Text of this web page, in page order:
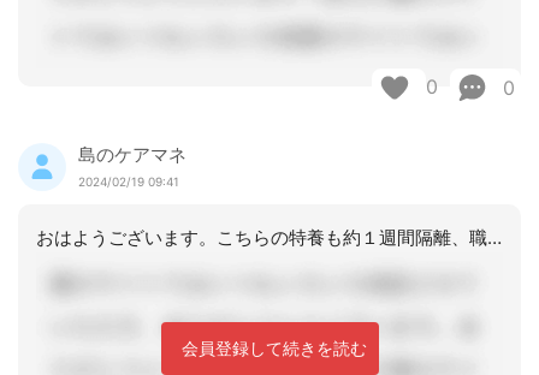
0 0
島のケアマネ
2024/02/19 09:41
おはようございます。こちらの特養も約１週間隔離、職員はガウンテクニックで訪室です
会員登録して続きを読む